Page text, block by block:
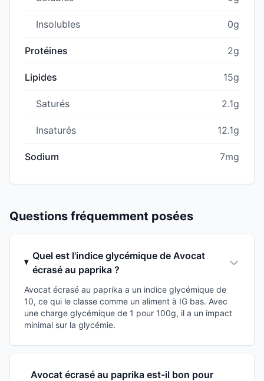
Insolubles 0g
Protéines 2g
Lipides 15g
Saturés 2.1g
Insaturés 12.1g
Sodium 7mg
Questions fréquemment posées
Quel est l'indice glycémique de Avocat
écrasé au paprika ?
Avocat écrasé au paprika a un indice glycémique de
10, ce qui le classe comme un aliment à IG bas. Avec
une charge glycémique de 1 pour 100g, il a un impact
minimal sur la glycémie.
Avocat écrasé au paprika est-il bon pour